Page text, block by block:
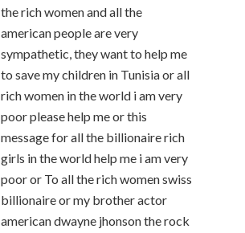
the rich women and all the
american people are very
sympathetic, they want to help me
to save my children in Tunisia or all
rich women in the world i am very
poor please help me or this
message for all the billionaire rich
girls in the world help me i am very
poor or To all the rich women swiss
billionaire or my brother actor
american dwayne jhonson the rock